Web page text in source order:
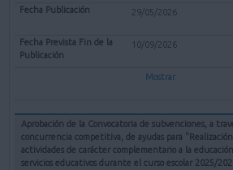
29/05/2026
10/09/2026
Mostrar
Aprobación de la Convocatoria de subvenciones, a
concurrencia competitiva, de ayudas para
actividades de carácter complementario a la
servicios educativos durante el curso escolar 2025/